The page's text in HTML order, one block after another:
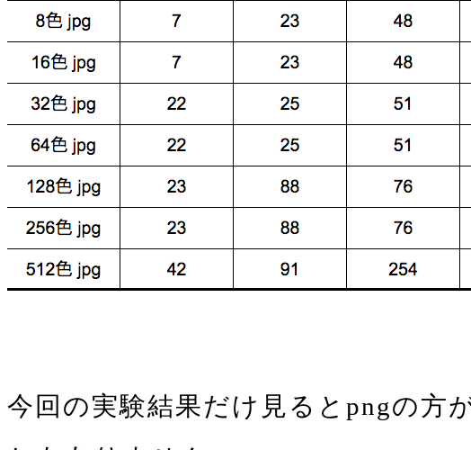
今回の実験結果だけ見るとpngの方